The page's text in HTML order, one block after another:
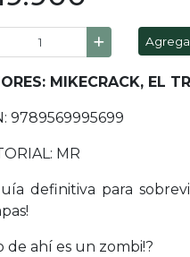
MIKECRACK, EL
9789569995699
MR
definitiva para
de ahí es un zombi!?